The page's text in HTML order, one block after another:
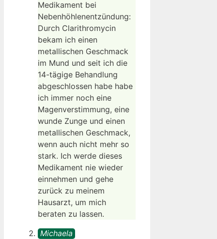
Medikament bei
Nebenhöhlenentzündung:
Durch Clarithromycin
bekam ich einen
metallischen Geschmack
im Mund und seit ich die
14-tägige Behandlung
abgeschlossen habe habe
ich immer noch eine
Magenverstimmung, eine
wunde Zunge und einen
metallischen Geschmack,
wenn auch nicht mehr so
stark. Ich werde dieses
Medikament nie wieder
einnehmen und gehe
zurück zu meinem
Hausarzt, um mich
beraten zu lassen.
Michaela